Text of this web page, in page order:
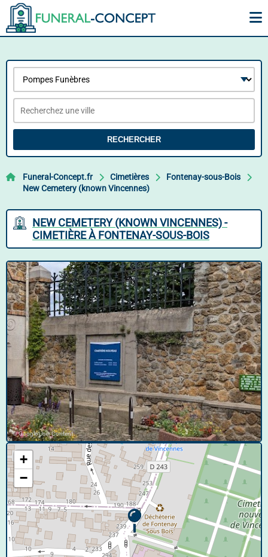
RECHERCHER
Funeral-Concept.fr Cimetières
Fontenay-sous-Bois
New Cemetery (known Vincennes)
NEW CEMETERY (KNOWN VINCENNES) -
CIMETIÈRE À FONTENAY-SOUS-BOIS
© Google User Content
+
−